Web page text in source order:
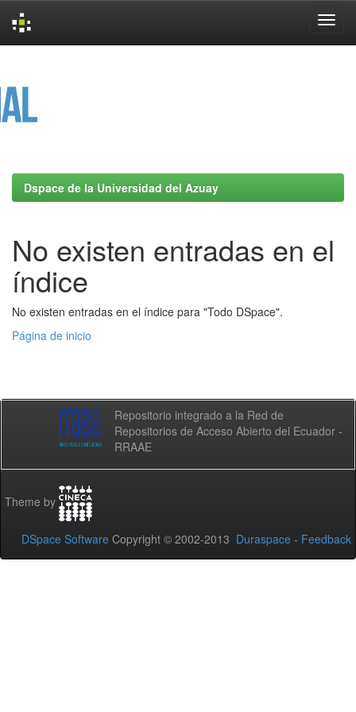
Dspace de la Universidad del Azuay
No existen entradas en el
índice
No existen entradas en el índice para "Todo DSpace".
Página de inicio
Repositorio integrado a la Red de
Repositorios de Acceso Abierto del Ecuador -
RRAAE
Theme by
DSpace Software Copyright © 2002-2013 Duraspace - Feedback